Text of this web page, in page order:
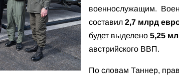
военнослужащим.
составил 2,7 млрд
будет выделено 5,25
австрийского ВВП.
По словам Таннер,